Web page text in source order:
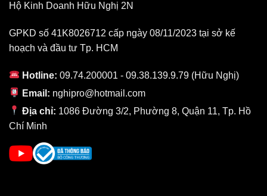
MacBook Air M1 16GB được trang bị
cho hiệu suất đồ họa nhanh hơn tới 5 lần so với thế hệ trước.
giờ đây không chỉ dừng lại một chiếc Ultrabook mỏng nhẹ làm
văn phòng mà bạn đã có thể đảm nhận nhiều dự án đồ họa
Hộ Kinh Doanh Hữu Nghị 2N
GPKD số 41K8026712 cấp ngày 08/11/2023 tại sở kế
hoạch và đầu tư Tp. HCM
Hotline: 09.74.200001 - 09.38.139.9.79 (Hữu Nghị)
Email: nghipro@hotmail.com
Địa chỉ: 1086 Đường 3/2, Phường 8, Quận 11, Tp. Hồ
Chí Minh